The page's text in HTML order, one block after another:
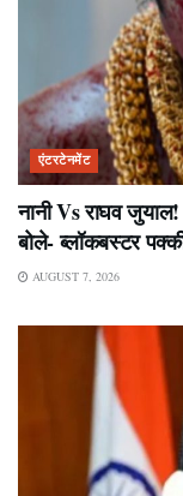
एंटरटेनमेंट
नानी Vs राघव
बोले- ब्लॉकबस्टर
AUGUST 7, 2026